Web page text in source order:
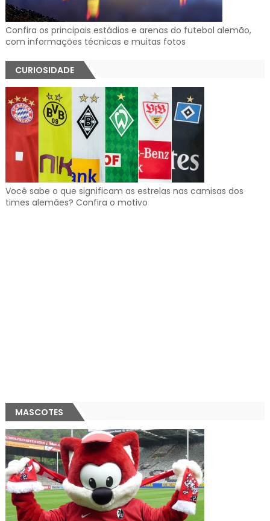
Confira os principais estádios e arenas do futebol alemão,
com informações técnicas e muitas fotos
CURIOSIDADE
Você sabe o que significam as estrelas nas camisas dos
times alemães? Confira o motivo
MASCOTES